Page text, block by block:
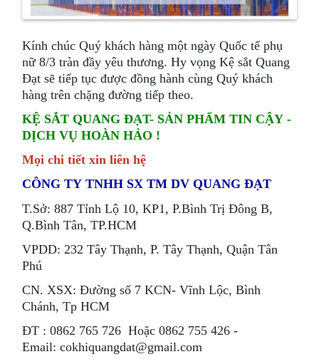
Kính chúc Quý khách hàng một ngày Quốc tế phụ
nữ 8/3 tràn đầy yêu thương. Hy vọng Kệ sắt Quang
Đạt sẽ tiếp tục được đồng hành cùng Quý khách
hàng trên chặng đường tiếp theo.
KỆ SẮT QUANG ĐẠT- SẢN PHẨM TIN CẬY -
DỊCH VỤ HOÀN HẢO !
Mọi chi tiết xin liên hệ
CÔNG TY TNHH SX TM DV QUANG ĐẠT
T.Sở: 887 Tỉnh Lộ 10, KP1, P.Bình Trị Đông B,
Q.Bình Tân, TP.HCM
VPDD: 232 Tây Thạnh, P. Tây Thạnh, Quận Tân
Phú
CN. XSX: Đường số 7 KCN- Vĩnh Lộc, Bình
Chánh, Tp HCM
ÐT : 0862 765 726 Hoặc 0862 755 426 -
Email: cokhiquangdat@gmail.com